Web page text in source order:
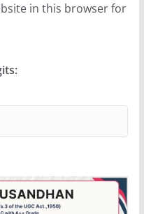
in this browser for